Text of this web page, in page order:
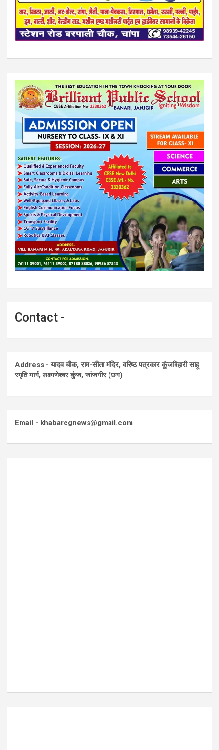
Contact -
Address - यादव चौक, राम-सीता मंदिर, वरिष्ठ पत्रकार कुंजबिहारी साहू
स्मृति मार्ग, लक्ष्मणेश्वर कुंज, जांजगीर (छग)
Email - khabarcgnews@gmail.com